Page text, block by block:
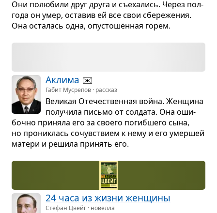
Они полю­били друг друга и съе­ха­лись. Через пол­
года он умер, оста­вив ей все свои сбе­ре­же­ния.
Она оста­лась одна, опу­стошён­ная горем.
Аклима ✉️
Габит Мусрепов · рассказ
Вели­кая Оте­че­ствен­ная война. Жен­щина
полу­чила письмо от сол­дата. Она оши­
бочно при­няла его за сво­его погиб­шего сына,
но про­ни­клась сочув­ствием к нему и его умер­шей
матери и решила при­нять его.
24 часа из жизни жен­щины
Стефан Цвейг · новелла